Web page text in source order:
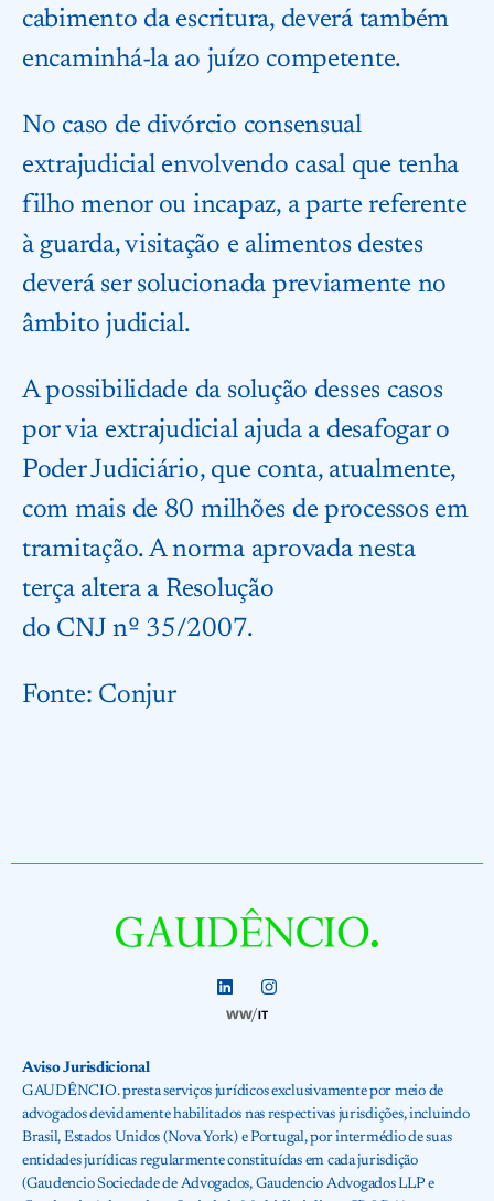
cabimento da escritura, deverá também
encaminhá-la ao juízo competente.
No caso de divórcio consensual
extrajudicial envolvendo casal que tenha
filho menor ou incapaz, a parte referente
à guarda, visitação e alimentos destes
deverá ser solucionada previamente no
âmbito judicial.
A possibilidade da solução desses casos
por via extrajudicial ajuda a desafogar o
Poder Judiciário, que conta, atualmente,
com mais de 80 milhões de processos em
tramitação. A norma aprovada nesta
terça altera a Resolução
do CNJ nº 35/2007.
Fonte: Conjur
Aviso Jurisdicional
GAUDÊNCIO. presta serviços jurídicos exclusivamente por meio de
advogados devidamente habilitados nas respectivas jurisdições, incluindo
Brasil, Estados Unidos (Nova York) e Portugal, por intermédio de suas
entidades jurídicas regularmente constituídas em cada jurisdição
(Gaudencio Sociedade de Advogados, Gaudencio Advogados LLP e